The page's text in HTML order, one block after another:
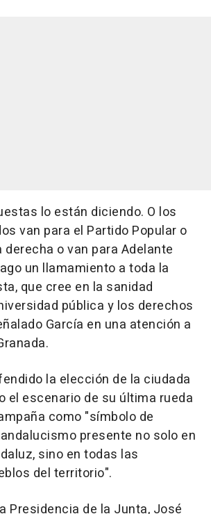
lo están diciendo. O los
van para el Partido Popular o
o van para Adelante
un llamamiento a toda la
que cree en la sanidad
pública y los derechos
García en una atención a
la elección de la ciudada
el escenario de su última rueda
como "símbolo de
presente no solo en
sino en todas las
del territorio".
Presidencia de la Junta, José